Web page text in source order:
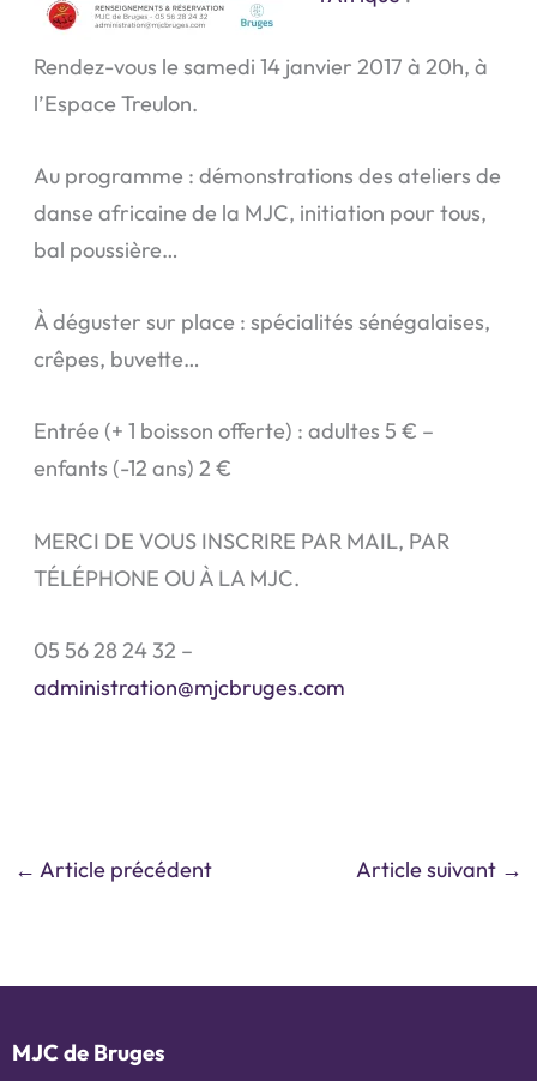
Rendez-vous le samedi 14 janvier 2017 à 20h, à
l’Espace Treulon.
Au programme : démonstrations des ateliers de
danse africaine de la MJC, initiation pour tous,
bal poussière…
À déguster sur place : spécialités sénégalaises,
crêpes, buvette…
Entrée (+ 1 boisson offerte) : adultes ​5 € –
enfants (-12 ans) 2​ ​€
MERCI DE VOUS INSCRIRE PAR MAIL, PAR
TÉLÉPHONE OU À LA MJC.
05 56 28 24 32 –
administration@mjcbruges.com
← Article précédent Article suivant →
MJC de Bruges